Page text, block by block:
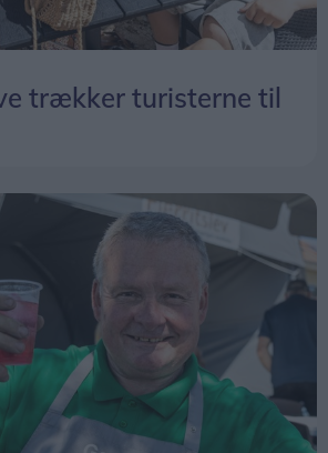
trækker turisterne til